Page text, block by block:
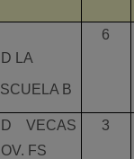
LA
B
6
VECAS
FS
3